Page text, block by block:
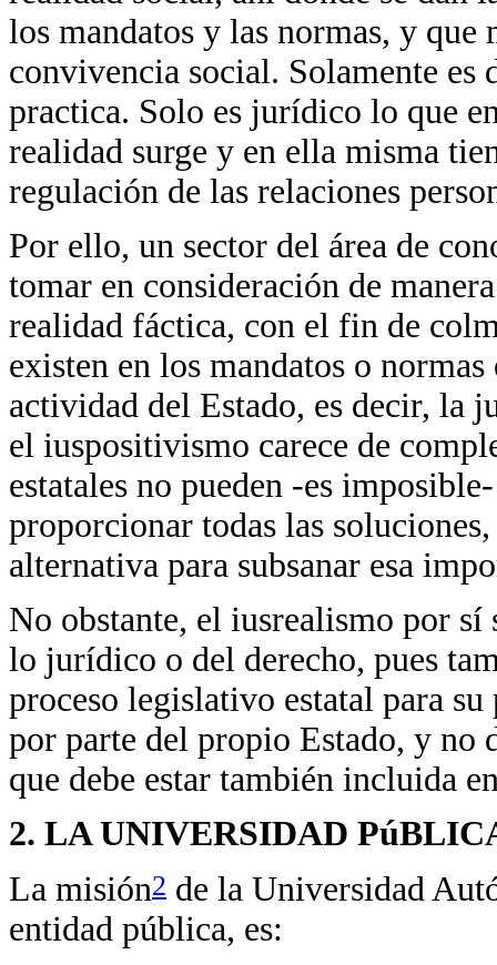
los mandatos y las normas, y
convivencia social. Solamente es
practica. Solo es jurídico lo que
realidad surge y en ella misma
regulación de las relaciones
Por ello, un sector del área de
tomar en consideración de
realidad fáctica, con el fin de
existen en los mandatos o
actividad del Estado, es decir, la
el iuspositivismo carece de
estatales no pueden -es
proporcionar todas las
alternativa para subsanar esa
No obstante, el iusrealismo por sí
lo jurídico o del derecho, pues
proceso legislativo estatal para
por parte del propio Estado, y no
que debe estar también incluida
2. LA UNIVERSIDAD
La misión2 de la Universidad
entidad pública, es: